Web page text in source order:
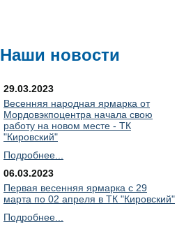
Наши новости
29.03.2023
Весенняя народная ярмарка от
Мордовэкпоцентра начала свою
работу на новом месте - ТК
"Кировский"
Подробнее...
06.03.2023
Первая весенняя ярмарка с 29
марта по 02 апреля в ТК "Кировский"
Подробнее...